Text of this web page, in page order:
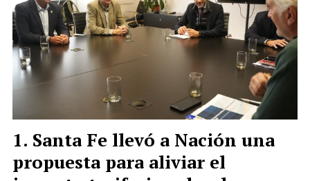
Santa Fe llevó a Nación una
propuesta para aliviar el